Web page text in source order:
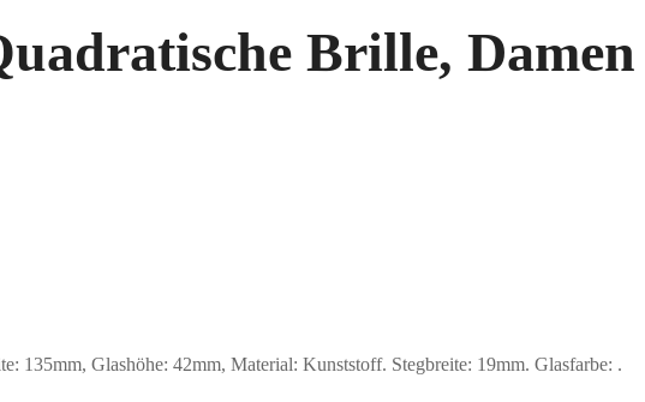
Brille, Damen
Glashöhe: 42mm, Material: Kunststoff. Stegbreite: 19mm. Glasfarbe: .